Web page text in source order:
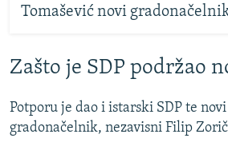
Tomašević novi
Zašto je SDP podržao
Potporu je dao i istarski SDP te
gradonačelnik, nezavisni Filip